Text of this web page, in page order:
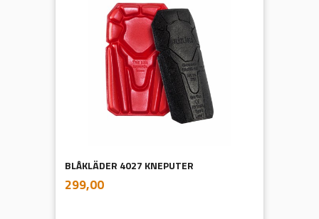
BLÅKLÄDER 4027 KNEPUTER
Pris
299,00mva.